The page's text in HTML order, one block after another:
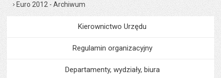
Euro 2012 - Archiwum
MenuUrząd Miejski
Kierownictwo Urzędu
Regulamin organizacyjny
Departamenty, wydziały, biura